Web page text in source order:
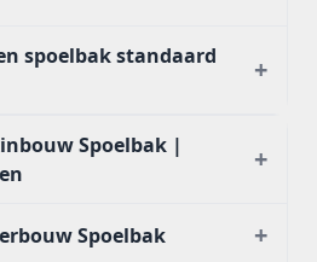
spoelbak standaard
+
Spoelbak |
+
Spoelbak +